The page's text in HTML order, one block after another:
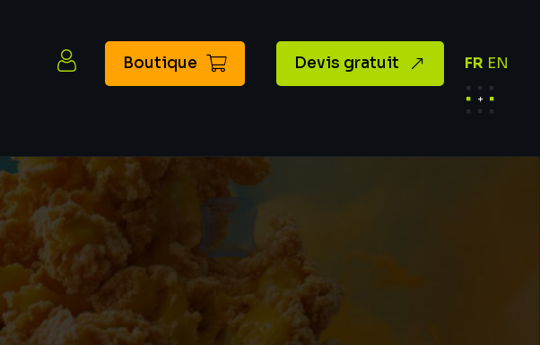
Boutique Devis gratuit FR EN